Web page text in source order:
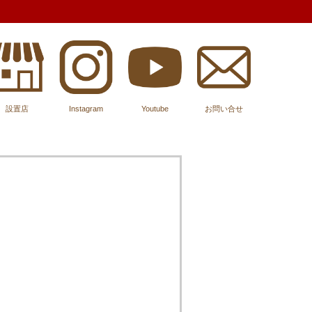
設置店 Instagram Youtube お問い合せ